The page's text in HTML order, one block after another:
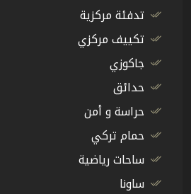
تدفئة مركزية
تكييف مركزي
جاكوزي
حدائق
حراسة و أمن
حمام تركي
ساحات رياضية
ساونا